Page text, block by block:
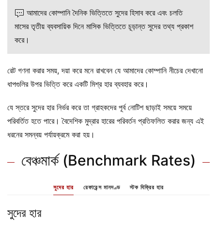
আমাদের কোম্পানি দৈনিক ভিত্তিতে সুদের হিসাব করে এবং চলতি
মাসের তৃতীয় ব্যবসায়িক দিনে মাসিক ভিত্তিতে চূড়ান্ত সুদের তথ্য প্রকাশ
করে।
রেট গণনা করার সময়, দয়া করে মনে রাখবেন যে আমাদের কোম্পানি নীচের দেখানো
ধাপগুলির উপর ভিত্তি করে একটি মিশ্র হার ব্যবহার করে।
যে স্তরে সুদের হার নির্ভর করে তা গ্রাহকদের পূর্ব নোটিশ ছাড়াই সময়ে সময়ে
পরিবর্তিত হতে পারে। বৈদেশিক মুদ্রার হারের পরিবর্তন প্রতিফলিত করার জন্য এই
ধরনের সমন্বয় পর্যায়ক্রমে করা হয়।
বেঞ্চমার্ক (Benchmark Rates)
সুদের হার রেফারেন্স মানদণ্ড স্টক বিক্রির হার
সুদের হার